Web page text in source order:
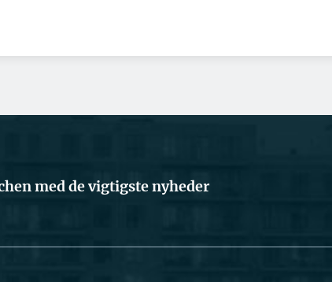
med de vigtigste nyheder